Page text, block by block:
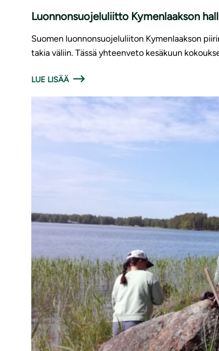
Luonnonsuojeluliitto Kymenlaakson
Suomen luonnonsuojeluliiton Kymenlaakson
takia väliin. Tässä yhteenveto kesäkuun
LUE LISÄÄ